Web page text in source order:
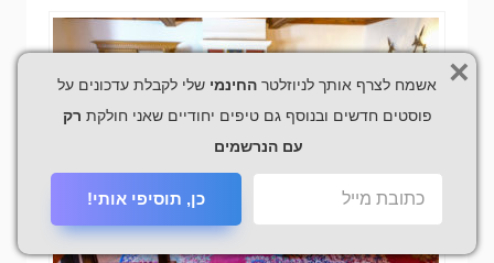
אשמח לצרף אותך לניוזלטר החינמי שלי לקבלת עדכונים על
פוסטים חדשים ובנוסף גם טיפים יחודיים שאני חולקת רק
עם הנרשמים
כן, תוסיפי אותי!
×